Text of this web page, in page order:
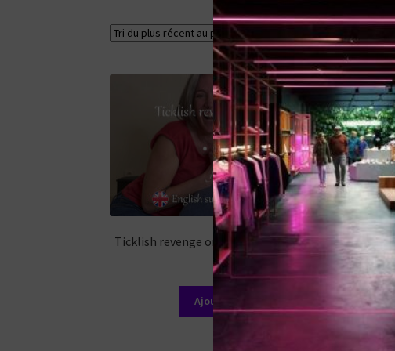
Ticklish revenge on foot of BGTPRODS Part 1
15,99
Ajouter au panier